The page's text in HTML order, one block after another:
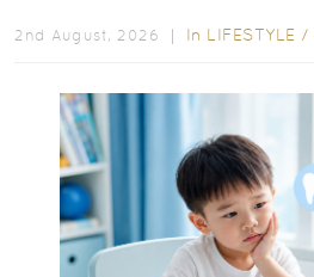
2nd August, 2026 ｜ In LIFESTYLE /